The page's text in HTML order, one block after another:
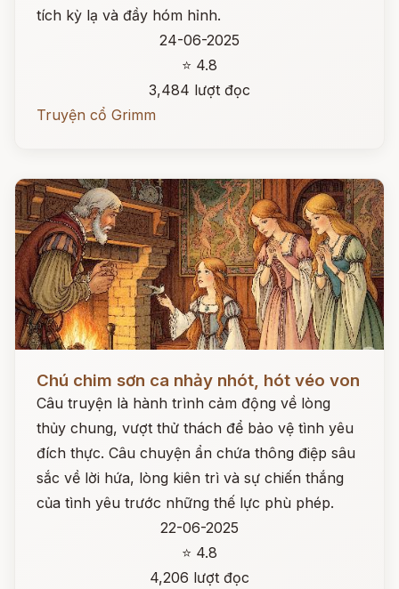
tích kỳ lạ và đầy hóm hỉnh.
24-06-2025
⭐ 4.8
3,484 lượt đọc
Truyện cổ Grimm
Chú chim sơn ca nhảy nhót, hót véo von
Câu truyện là hành trình cảm động về lòng
thủy chung, vượt thử thách để bảo vệ tình yêu
đích thực. Câu chuyện ẩn chứa thông điệp sâu
sắc về lời hứa, lòng kiên trì và sự chiến thắng
của tình yêu trước những thế lực phù phép.
22-06-2025
⭐ 4.8
4,206 lượt đọc